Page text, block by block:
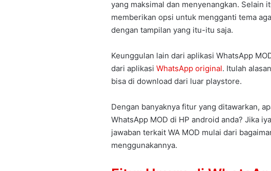
yang maksimal dan menyenangkan. Selain
memberikan opsi untuk mengganti tema
dengan tampilan yang itu-itu saja.
Keunggulan lain dari aplikasi WhatsApp
dari aplikasi WhatsApp original. Itulah
bisa di download dari luar playstore.
Dengan banyaknya fitur yang ditawarkan,
WhatsApp MOD di HP android anda? Jika
jawaban terkait WA MOD mulai dari
menggunakannya.